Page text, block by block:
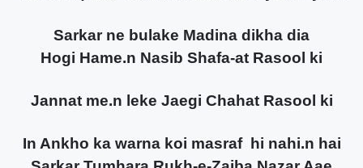
Sarkar ne bulake Madina dikha dia
Hogi Hame.n Nasib Shafa-at Rasool ki
Jannat me.n leke Jaegi Chahat Rasool ki
In Ankho ka warna koi masraf hi nahi.n hai